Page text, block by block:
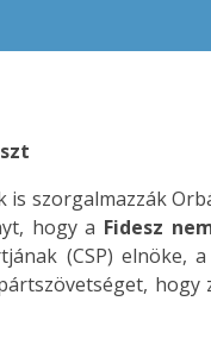
szorgalmazzák
hogy a Fidesz
(CSP) elnöke,
hogy